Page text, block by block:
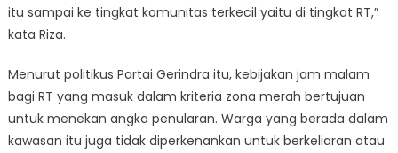
itu sampai ke tingkat komunitas terkecil yaitu di tingkat RT,”
kata Riza.
Menurut politikus Partai Gerindra itu, kebijakan jam malam
bagi RT yang masuk dalam kriteria zona merah bertujuan
untuk menekan angka penularan. Warga yang berada dalam
kawasan itu juga tidak diperkenankan untuk berkeliaran atau